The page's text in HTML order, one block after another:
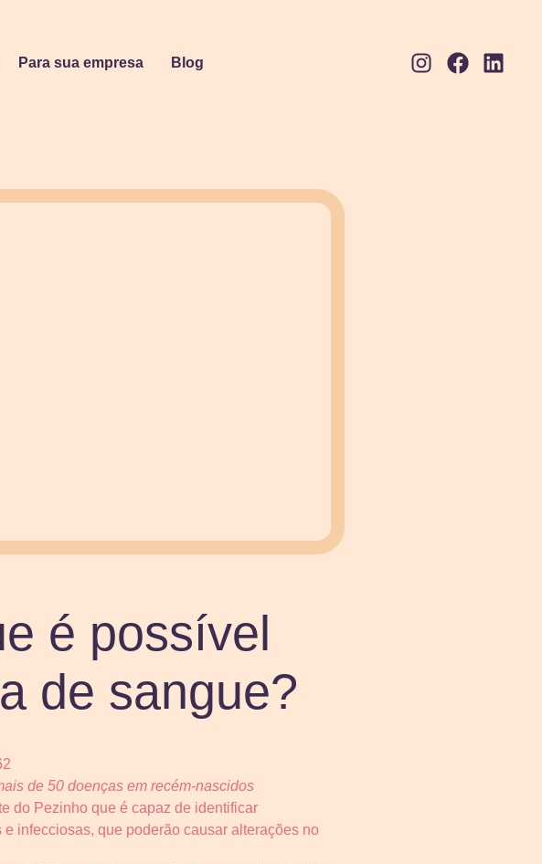
Para sua empresa Blog
é possível
de sangue?
de 50 doenças em recém-nascidos
do Pezinho que é capaz de identificar
infecciosas, que poderão causar alterações no